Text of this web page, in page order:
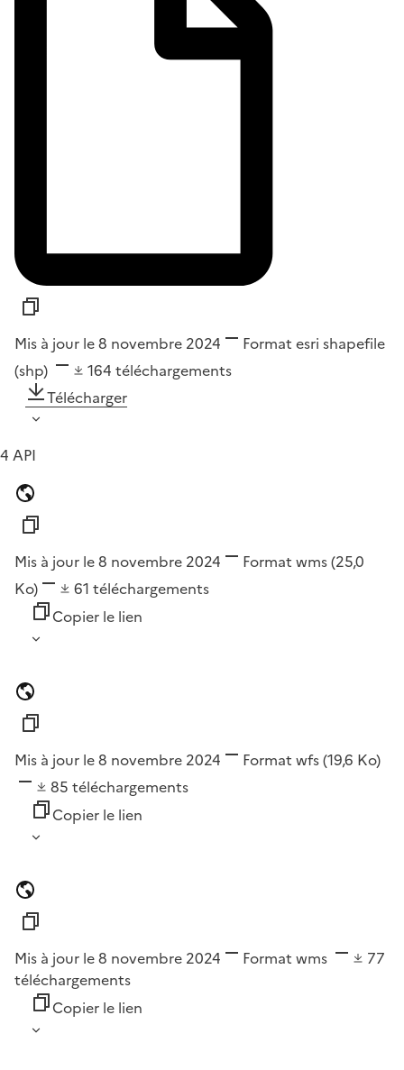
Mis à jour le 8 novembre 2024 Format esri shapefile
(shp)
164 téléchargements
Télécharger
4 API
Mis à jour le 8 novembre 2024 Format wms(25,0
Ko)
61 téléchargements
Copier le lien
Mis à jour le 8 novembre 2024 Format wfs(19,6 Ko)
85 téléchargements
Copier le lien
Mis à jour le 8 novembre 2024 Format wms
77
téléchargements
Copier le lien